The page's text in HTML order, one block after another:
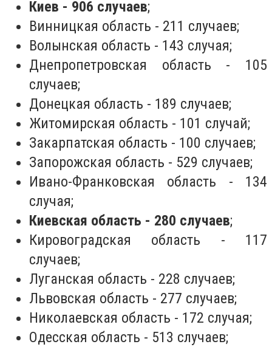
Киев - 906 случаев;
Винницкая область - 211 случаев;
Волынская область - 143 случая;
Днепропетровская область - 105
случаев;
Донецкая область - 189 случаев;
Житомирская область - 101 случай;
Закарпатская область - 100 случаев;
Запорожская область - 529 случаев;
Ивано-Франковская область - 134
случая;
Киевская область - 280 случаев;
Кировоградская область - 117
случаев;
Луганская область - 228 случаев;
Львовская область - 277 случаев;
Николаевская область - 172 случая;
Одесская область - 513 случаев;